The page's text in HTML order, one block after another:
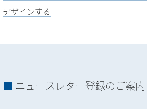
デザインする
ニュースレター登録のご案内